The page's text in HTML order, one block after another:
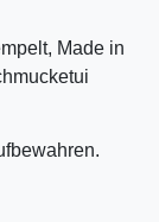
Made in